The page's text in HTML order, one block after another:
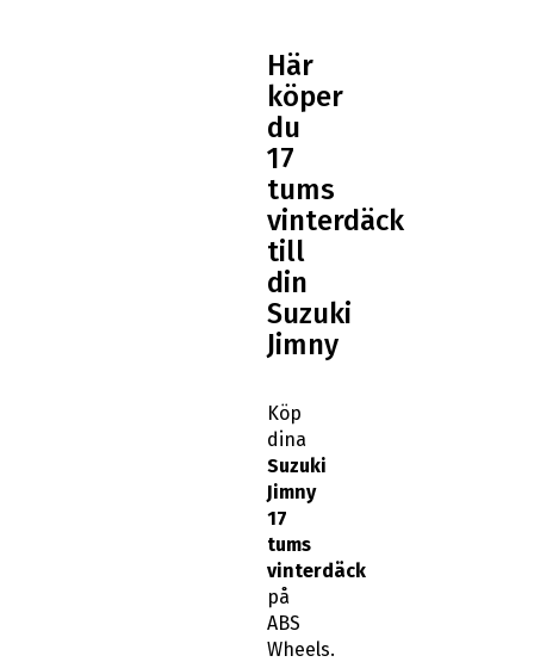
Här
köper
du
17
tums
vinterdäck
till
din
Suzuki
Jimny
Köp
dina
Suzuki
Jimny
17
tums
vinterdäck
på
ABS
Wheels.